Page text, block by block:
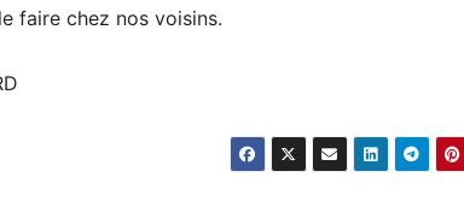
faire chez nos voisins.